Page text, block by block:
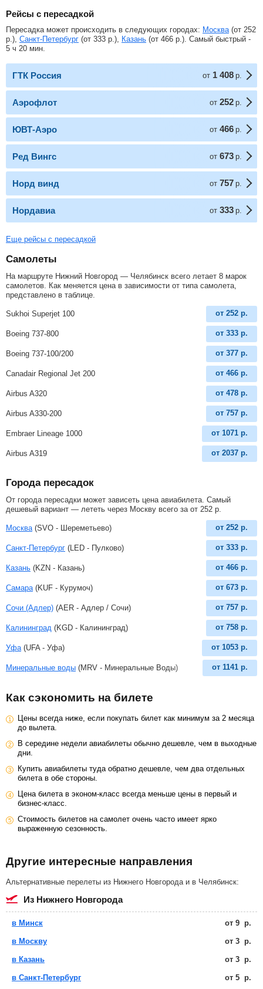
Рейсы с пересадкой
Пересадка может происходить в следующих городах: Москва (от 252
р. ), Санкт-Петербург (от 333 р. ), Казань (от 466 р. ). Самый быстрый -
5 ч 20 мин.
ГТК Россия от 1 408 р.
Аэрофлот от 252 р.
ЮВТ-Аэро от 466 р.
Ред Вингс от 673 р.
Норд винд от 757 р.
Нордавиа от 333 р.
Еще рейсы с пересадкой
Самолеты
На маршруте Нижний Новгород — Челябинск всего летает 8 марок
самолетов. Как меняется цена в зависимости от типа самолета,
представлено в таблице.
Sukhoi Superjet 100 от 252 р.
Boeing 737-800 от 333 р.
Boeing 737-100/200 от 377 р.
Canadair Regional Jet 200 от 466 р.
Airbus A320 от 478 р.
Airbus A330-200 от 757 р.
Embraer Lineage 1000 от 1071 р.
Airbus A319 от 2037 р.
Города пересадок
От города пересадки может зависеть цена авиабилета. Самый
дешевый вариант — лететь через Москву всего за от 252 р
Москва (SVO - Шереметьево) от 252 р.
Санкт-Петербург (LED - Пулково) от 333 р.
Казань (KZN - Казань) от 466 р.
Самара (KUF - Курумоч) от 673 р.
Сочи (Адлер) (AER - Адлер / Сочи) от 757 р.
Калининград (KGD - Калининград) от 758 р.
Уфа (UFA - Уфа) от 1053 р.
Минеральные воды (MRV - Минеральные Воды) от 1141 р.
Как сэкономить на билете
Цены всегда ниже, если покупать билет как минимум за 2 месяца
до вылета.
В середине недели авиабилеты обычно дешевле, чем в выходные
дни.
Купить авиабилеты туда обратно дешевле, чем два отдельных
билета в обе стороны.
Цена билета в эконом-класс всегда меньше цены в первый и
бизнес-класс.
Стоимость билетов на самолет очень часто имеет ярко
выраженную сезонность.
Другие интересные направления
Альтернативные перелеты из Нижнего Новгорода и в Челябинск:
из Нижнего Новгорода
в Минск от 9 р.
в Москву от 3 р.
в Казань от 3 р.
в Санкт-Петербург от 5 р.